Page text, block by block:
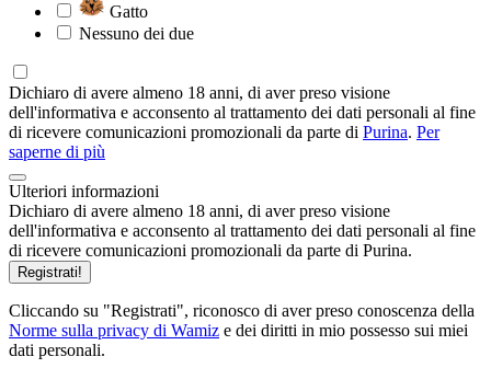
Gatto
Nessuno dei due
Dichiaro di avere almeno 18 anni, di aver preso visione
dell'informativa e acconsento al trattamento dei dati personali al fine
di ricevere comunicazioni promozionali da parte di Purina. Per
saperne di più
Ulteriori informazioni
Dichiaro di avere almeno 18 anni, di aver preso visione
dell'informativa e acconsento al trattamento dei dati personali al fine
di ricevere comunicazioni promozionali da parte di Purina.
Registrati!
Cliccando su "Registrati", riconosco di aver preso conoscenza della
Norme sulla privacy di Wamiz e dei diritti in mio possesso sui miei
dati personali.